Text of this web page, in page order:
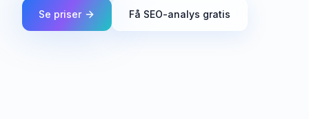
Se priser Få SEO-analys gratis